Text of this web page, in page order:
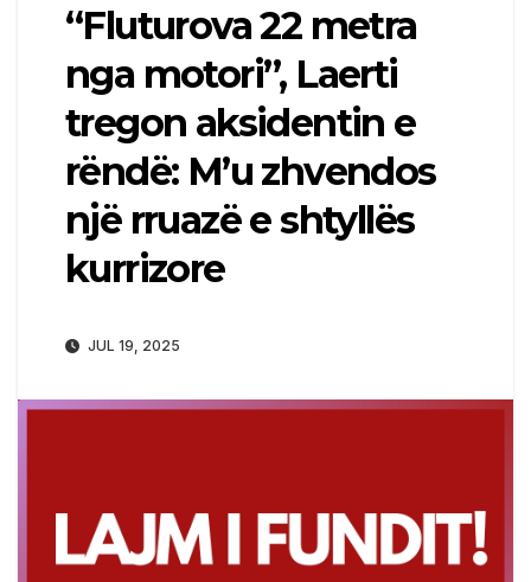
“Fluturova 22 metra
nga motori”, Laerti
tregon aksidentin e
rëndë: M’u zhvendos
një rruazë e shtyllës
kurrizore
JUL 19, 2025